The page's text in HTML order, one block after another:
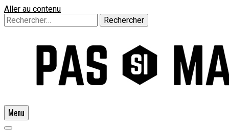
Aller au contenu
Rechercher :
Un guide pour l'homme moderne
Menu